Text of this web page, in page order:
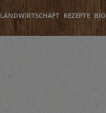
LANDWIRTSCHAFT REZEPTE